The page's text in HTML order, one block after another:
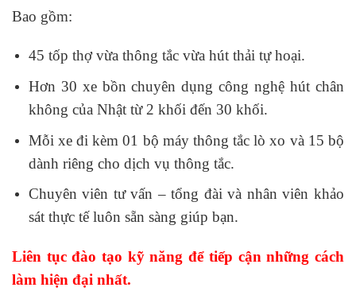
Bao gồm:
45 tốp thợ vừa thông tắc vừa hút thải tự hoại.
Hơn 30 xe bồn chuyên dụng công nghệ hút chân
không của Nhật từ 2 khối đến 30 khối.
Mỗi xe đi kèm 01 bộ máy thông tắc lò xo và 15 bộ
dành riêng cho dịch vụ thông tắc.
Chuyên viên tư vấn – tổng đài và nhân viên khảo
sát thực tế luôn sẵn sàng giúp bạn.
Liên tục đào tạo kỹ năng để tiếp cận những cách
làm hiện đại nhất.